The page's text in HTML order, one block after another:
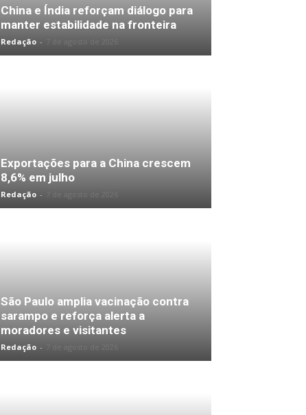
China e Índia reforçam diálogo para
manter estabilidade na fronteira
Redação - 7 de agosto de 2026
Exportações para a China crescem
8,6% em julho
Redação - 7 de agosto de 2026
São Paulo amplia vacinação contra
sarampo e reforça alerta a
moradores e visitantes
Redação - 7 de agosto de 2026